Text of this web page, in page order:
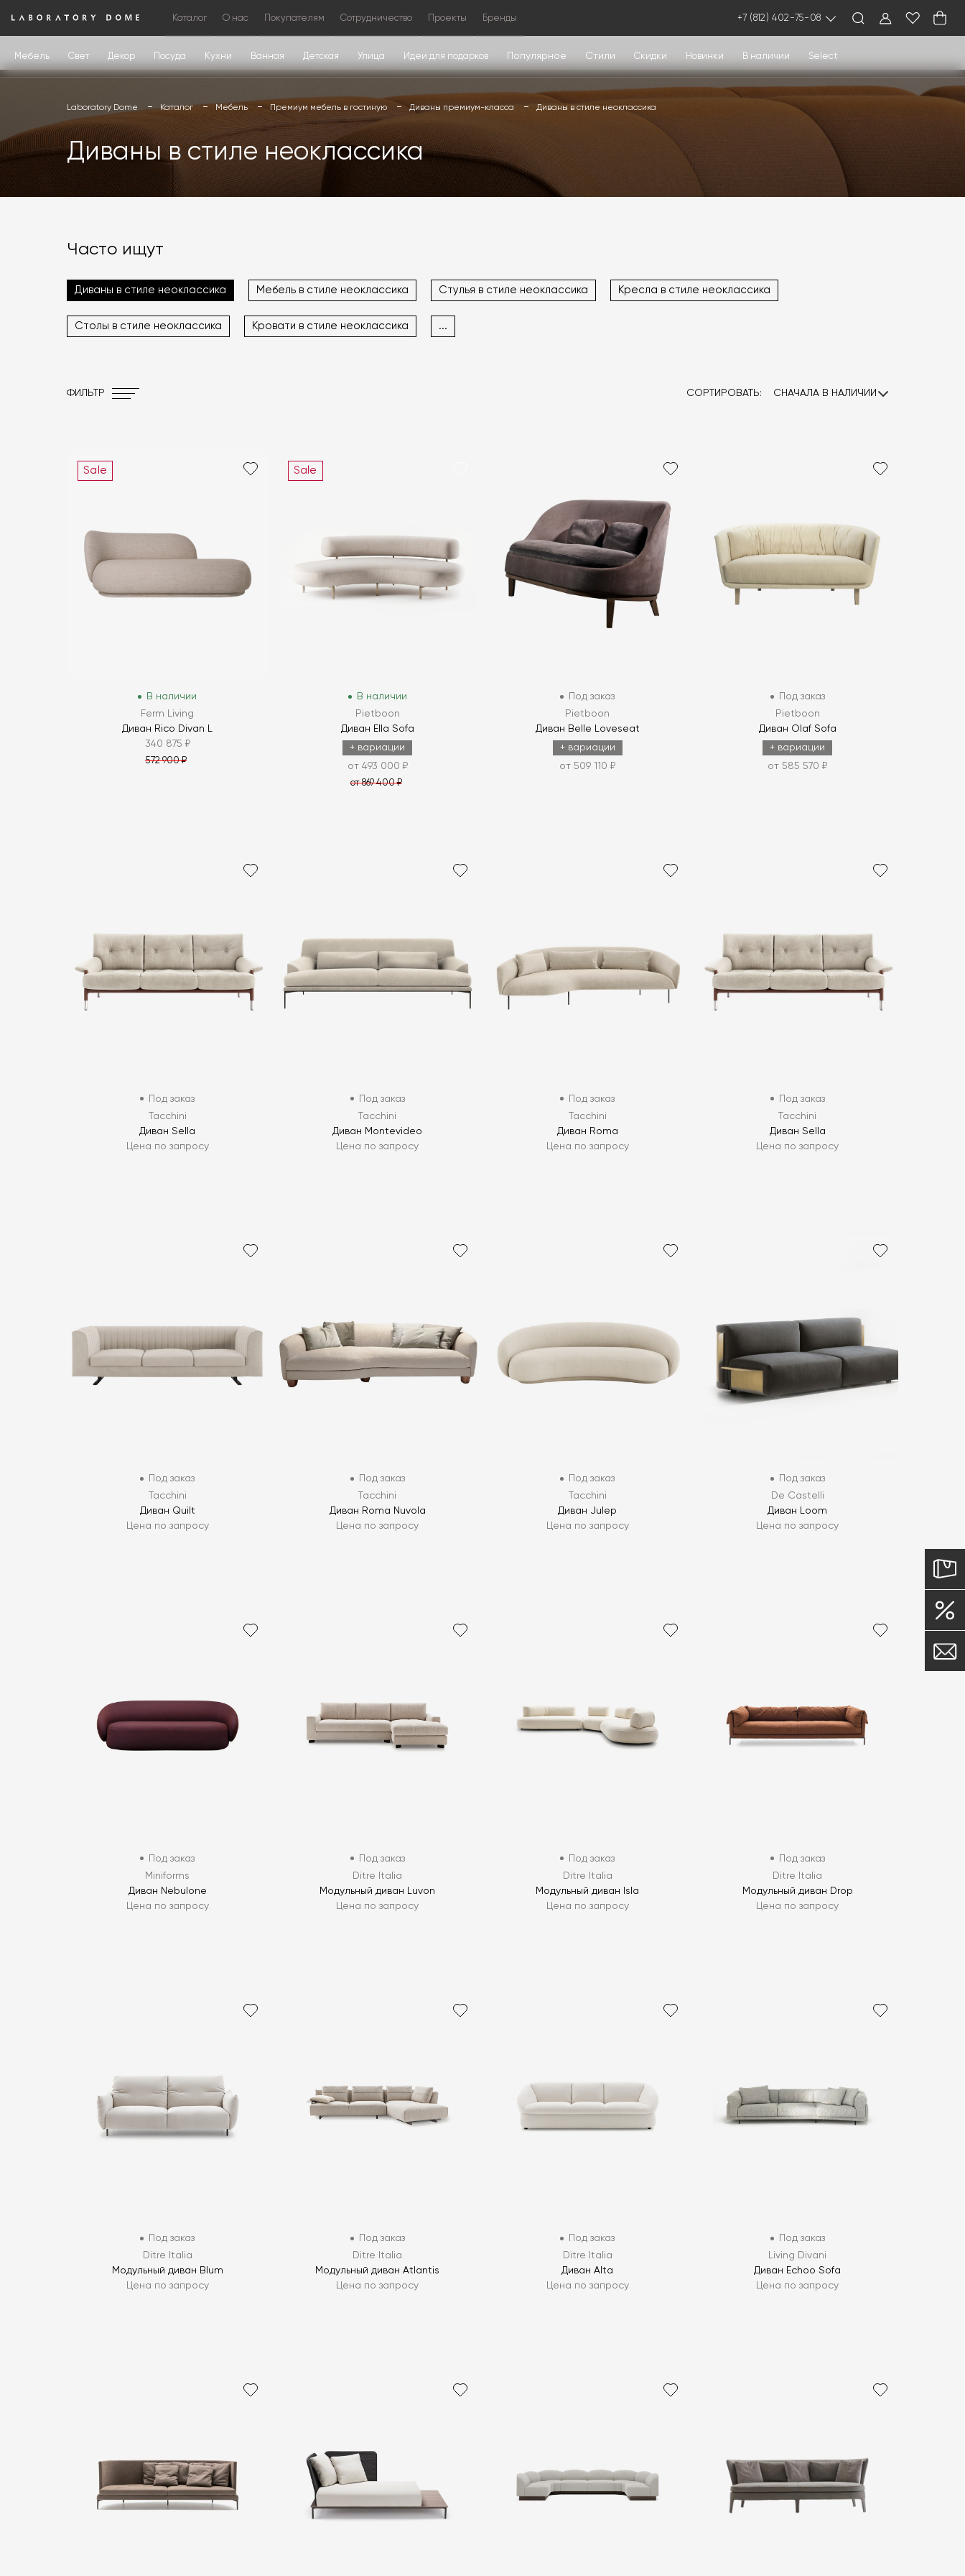
Каталог О нас Покупателям Сотрудничество Проекты Бренды +7 (812) 402-75-08
Мебель Свет Декор Посуда Кухни Ванная Детская Улица Идеи для подарков Популярное Стили Скидки Новинки В наличии Select
Laboratory Dome Каталог Мебель Премиум мебель в гостиную Диваны премиум-класса Диваны в стиле неоклассика
Диваны в стиле неоклассика
Часто ищут
Мебель в стиле неоклассика Стулья в стиле неоклассика
Диваны в стиле неоклассика Кресла в стиле неоклассика
Столы в стиле неоклассика Кровати в стиле неоклассика ...
ФИЛЬТР СОРТИРОВАТЬ: СНАЧАЛА В НАЛИЧИИ
Sale
В наличии
Ferm Living
Диван Rico Divan L
340 875 ₽
572 900 ₽
Sale
В наличии
Pietboon
Диван Ella Sofa
+ вариации
от 493 000 ₽
от 869 400 ₽
Под заказ
Pietboon
Диван Belle Loveseat
+ вариации
от 509 110 ₽
Под заказ
Pietboon
Диван Olaf Sofa
+ вариации
от 585 570 ₽
Под заказ
Tacchini
Диван Sella
Цена по запросу
Под заказ
Tacchini
Диван Montevideo
Цена по запросу
Под заказ
Tacchini
Диван Roma
Цена по запросу
Под заказ
Tacchini
Диван Sella
Цена по запросу
Под заказ
Tacchini
Диван Quilt
Цена по запросу
Под заказ
Tacchini
Диван Roma Nuvola
Цена по запросу
Под заказ
Tacchini
Диван Julep
Цена по запросу
Под заказ
De Castelli
Диван Loom
Цена по запросу
Под заказ
Miniforms
Диван Nebulone
Цена по запросу
Под заказ
Ditre Italia
Модульный диван Luvon
Цена по запросу
Под заказ
Ditre Italia
Модульный диван Isla
Цена по запросу
Под заказ
Ditre Italia
Модульный диван Drop
Цена по запросу
Под заказ
Ditre Italia
Модульный диван Blum
Цена по запросу
Под заказ
Ditre Italia
Модульный диван Atlantis
Цена по запросу
Под заказ
Ditre Italia
Диван Alta
Цена по запросу
Под заказ
Living Divani
Диван Echoo Sofa
Цена по запросу